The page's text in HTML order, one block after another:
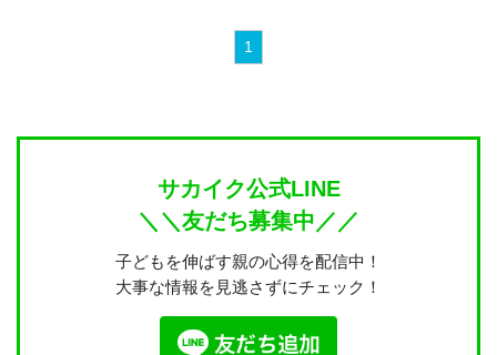
1
サカイク公式LINE
＼＼友だち募集中／／
子どもを伸ばす親の心得を配信中！
大事な情報を見逃さずにチェック！